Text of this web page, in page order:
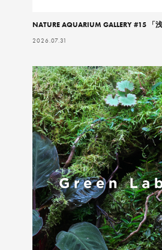
NATURE AQUARIUM GALLERY #15 「
2026.07.31